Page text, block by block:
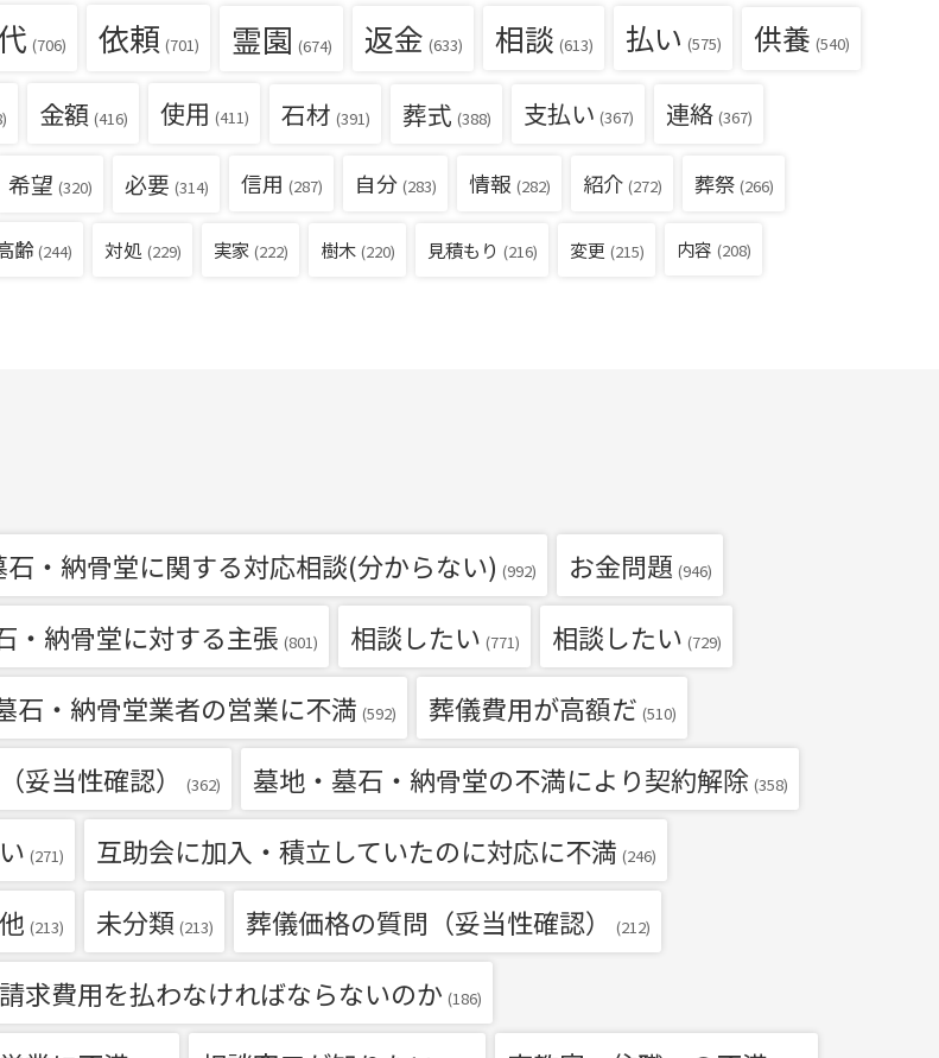
(706) 依頼 (701) 霊園 (674) 返金 (633) 相談 (613) 払い (575) 供養 (540)
金額 (416) 使用 (411) 石材 (391) 葬式 (388) 支払い (367) 連絡 (367)
希望 (320) 必要 (314) 信用 (287) 自分 (283) 情報 (282) 紹介 (272) 葬祭 (266)
齢 (244) 対処 (229) 実家 (222) 樹木 (220) 見積もり (216) 変更 (215) 内容 (208)
石・納骨堂に関する対応相談(分からない) (992) お金問題 (946)
・納骨堂に対する主張 (801) 相談したい (771) 相談したい (729)
石・納骨堂業者の営業に不満 (592) 葬儀費用が高額だ (510)
妥当性確認） (362) 墓地・墓石・納骨堂の不満により契約解除 (358)
(271) 互助会に加入・積立していたのに対応に不満 (246)
(213) 未分類 (213) 葬儀価格の質問（妥当性確認） (212)
請求費用を払わなければならないのか (186)